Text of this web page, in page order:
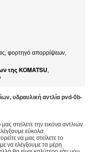
φορτηγό απορρίψεων,
της KOMATSU,
υδραυλική αντλία pvd-0b-
στείλετε την εικόνα αντλιών
εύκολα.
να μας στείλετε το
να ελέγξουμε τα μέρη